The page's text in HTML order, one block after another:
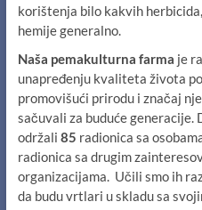
korištenja bilo kakvih
hemije generalno.
Naša pemakulturna farma je
unapređenju kvaliteta života
promovišući prirodu i značaj
sačuvali za buduće generacije.
održali 85 radionica sa
radionica sa drugim
organizacijama. Učili smo ih
da budu vrtlari u skladu sa